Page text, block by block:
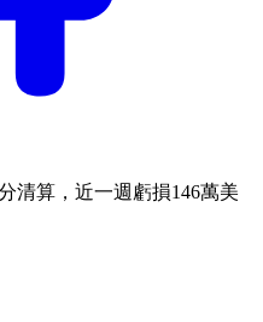
清算，近一週虧損146萬美